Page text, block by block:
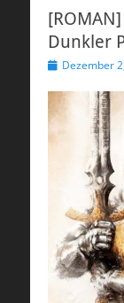
Dunkler
Veröffentlicht
Dezember